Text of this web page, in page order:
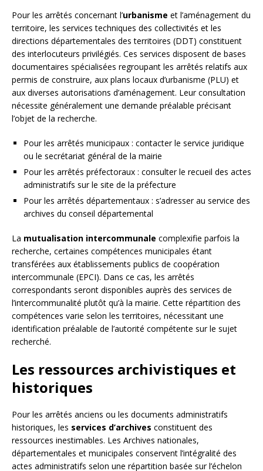
Pour les arrêtés concernant l’urbanisme et l’aménagement du
territoire, les services techniques des collectivités et les
directions départementales des territoires (DDT) constituent
des interlocuteurs privilégiés. Ces services disposent de bases
documentaires spécialisées regroupant les arrêtés relatifs aux
permis de construire, aux plans locaux d’urbanisme (PLU) et
aux diverses autorisations d’aménagement. Leur consultation
nécessite généralement une demande préalable précisant
l’objet de la recherche.
Pour les arrêtés municipaux : contacter le service juridique
ou le secrétariat général de la mairie
Pour les arrêtés préfectoraux : consulter le recueil des actes
administratifs sur le site de la préfecture
Pour les arrêtés départementaux : s’adresser au service des
archives du conseil départemental
La mutualisation intercommunale complexifie parfois la
recherche, certaines compétences municipales étant
transférées aux établissements publics de coopération
intercommunale (EPCI). Dans ce cas, les arrêtés
correspondants seront disponibles auprès des services de
l’intercommunalité plutôt qu’à la mairie. Cette répartition des
compétences varie selon les territoires, nécessitant une
identification préalable de l’autorité compétente sur le sujet
recherché.
Les ressources archivistiques et
historiques
Pour les arrêtés anciens ou les documents administratifs
historiques, les services d’archives constituent des
ressources inestimables. Les Archives nationales,
départementales et municipales conservent l’intégralité des
actes administratifs selon une répartition basée sur l’échelon